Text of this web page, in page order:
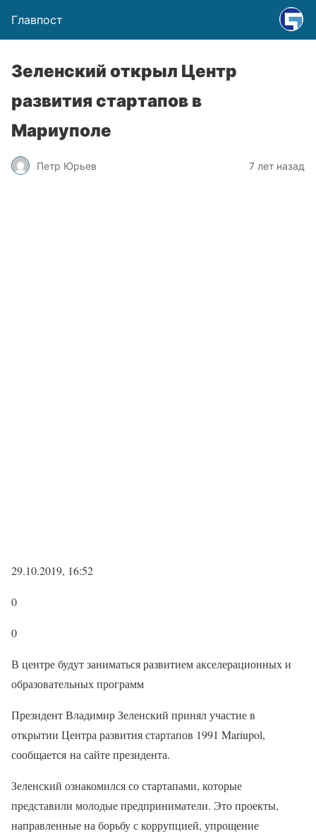
Главпост
Зеленский открыл Центр
развития стартапов в
Мариуполе
Петр Юрьев 7 лет назад
29.10.2019, 16:52
0
0
В центре будут заниматься развитием акселерационных и
образовательных программ
Президент Владимир Зеленский принял участие в
открытии Центра развития стартапов 1991 Mariupol,
сообщается на сайте президента.
Зеленский ознакомился со стартапами, которые
представили молодые предприниматели. Это проекты,
направленные на борьбу с коррупцией, упрощение